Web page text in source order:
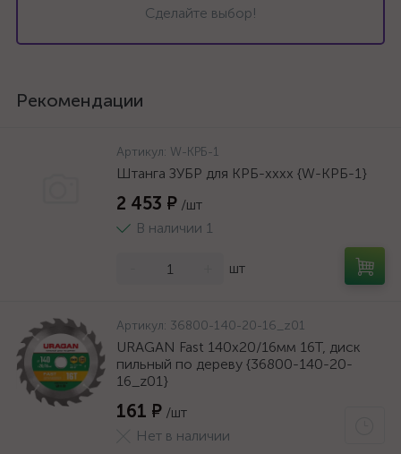
Сделайте выбор!
Рекомендации
Артикул: W-КРБ-1
Штанга ЗУБР для КРБ-хххх {W-КРБ-1}
2 453 ₽ /шт
В наличии 1
шт
Артикул: 36800-140-20-16_z01
URAGAN Fast 140x20/16мм 16Т, диск
пильный по дереву {36800-140-20-
16_z01}
161 ₽ /шт
Нет в наличии